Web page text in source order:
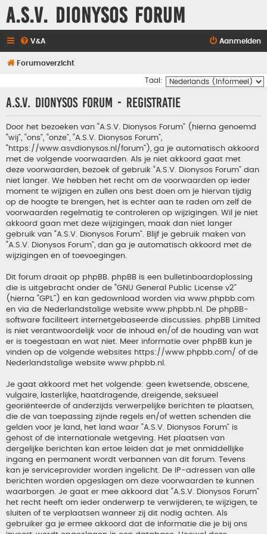
A.S.V. Dionysos Forum
V&A Aanmelden
Forumoverzicht
Taal:
A.S.V. Dionysos Forum - Registratie
Door het bezoeken van “A.S.V. Dionysos Forum” (hierna genoemd
“wij”, “ons”, “onze”, “A.S.V. Dionysos Forum”,
“https://www.asvdionysos.nl/forum”), ga je automatisch akkoord
met de volgende voorwaarden. Als je niet akkoord gaat met
deze voorwaarden, bezoek of gebruik “A.S.V. Dionysos Forum” dan
niet langer. We hebben het recht om de voorwaarden op ieder
moment te wijzigen en zullen ons best doen om je hiervan tijdig
op de hoogte te brengen, het is echter aan te raden om zelf de
voorwaarden regelmatig te controleren op wijzigingen. Wil je niet
akkoord gaan met deze wijzigingen, maak dan niet langer
gebruik van “A.S.V. Dionysos Forum”. Blijf je gebruik maken van
“A.S.V. Dionysos Forum”, dan ga je automatisch akkoord met de
wijzigingen en of toevoegingen.
Dit forum draait op phpBB. phpBB is een bulletinboardoplossing
die is uitgebracht onder de “GNU General Public License v2”
(hierna “GPL”) en kan gedownload worden via www.phpbb.com
en via de Nederlandstalige website www.phpbb.nl . De phpBB-
software faciliteert internetgebaseerde discussies. phpBB Limited
is niet verantwoordelijk voor de inhoud en/of de houding van wat
er is toegestaan en wat niet. Meer informatie over phpBB kun je
vinden op de volgende websites https://www.phpbb.com/ of de
Nederlandstalige website www.phpbb.nl
Je gaat akkoord met het volgende: geen kwetsende, obscene,
vulgaire, lasterlijke, haatdragende, dreigende, seksueel
georiënteerde of anderzijds verwerpelijke berichten te plaatsen,
die de van toepassing zijnde regels en/of wetten schenden die
gelden voor je land, het land waar “A.S.V. Dionysos Forum” is
gehost of de internationale wetgeving. Het plaatsen van
dergelijke berichten kan ertoe leiden dat je met onmiddellijke
ingang en permanent wordt verbannen van dit forum. Tevens
kan je serviceprovider worden ingelicht. De IP-adressen van alle
berichten worden opgeslagen om deze voorwaarden te kunnen
waarborgen. Je gaat er mee akkoord dat “A.S.V. Dionysos Forum”
het recht heeft om ieder onderwerp te verwijderen, te wijzigen, te
sluiten of te verplaatsen wanneer zij dit nodig achten. Als
gebruiker ga je ermee akkoord dat de informatie die je bij ons